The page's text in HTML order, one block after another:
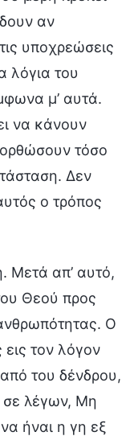
Μετά απ’ αυτό,
Θεού προς
Ο
τον λόγον
του δένδρου,
σε λέγων, Μη
ήναι η γη εξ